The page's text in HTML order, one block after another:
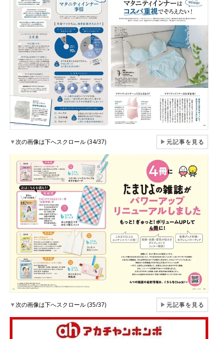
▼次の画像は下へスクロール (34/37) ▶元記事を見る
▼次の画像は下へスクロール (35/37) ▶元記事を見る